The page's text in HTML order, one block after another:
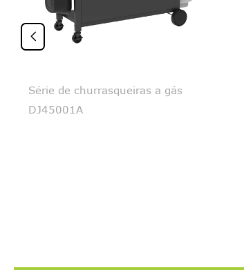
Série de churrasqueiras a gás
DJ45001A
